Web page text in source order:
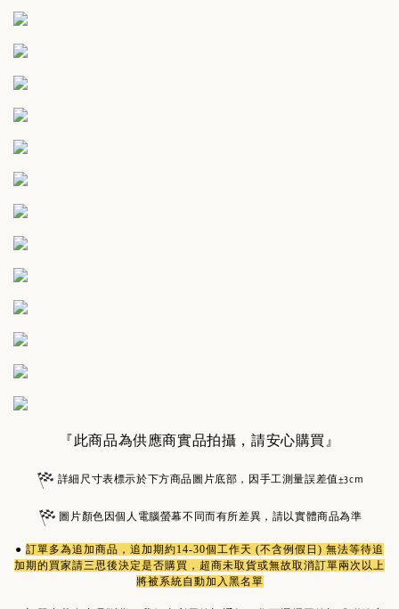
『此商品為供應商實品拍攝，請安心購買』
詳細尺寸表標示於下方商品圖片底部，因手工測量誤差值±3cm
圖片顏色因個人電腦螢幕不同而有所差異，請以實體商品為準
● 訂單多為追加商品 ，追加期約14-30個工作天 (不含例假日) 無法等待追
加期的買家請三思後決定是否購買，超商未取貨或無故取消訂單兩次以上
將被系統自動加入黑名單